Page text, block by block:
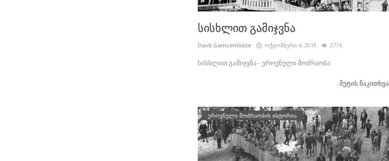
სისხლით გამიჯვნა
Davit.Gamcemlidze ოქტომბერი 4, 2019 3716
სისხლით გამიჯვნა - ეროვნული მოძრაობა
მეტის წაკითხვა
ეროვნული მოძრაობის ისტორია